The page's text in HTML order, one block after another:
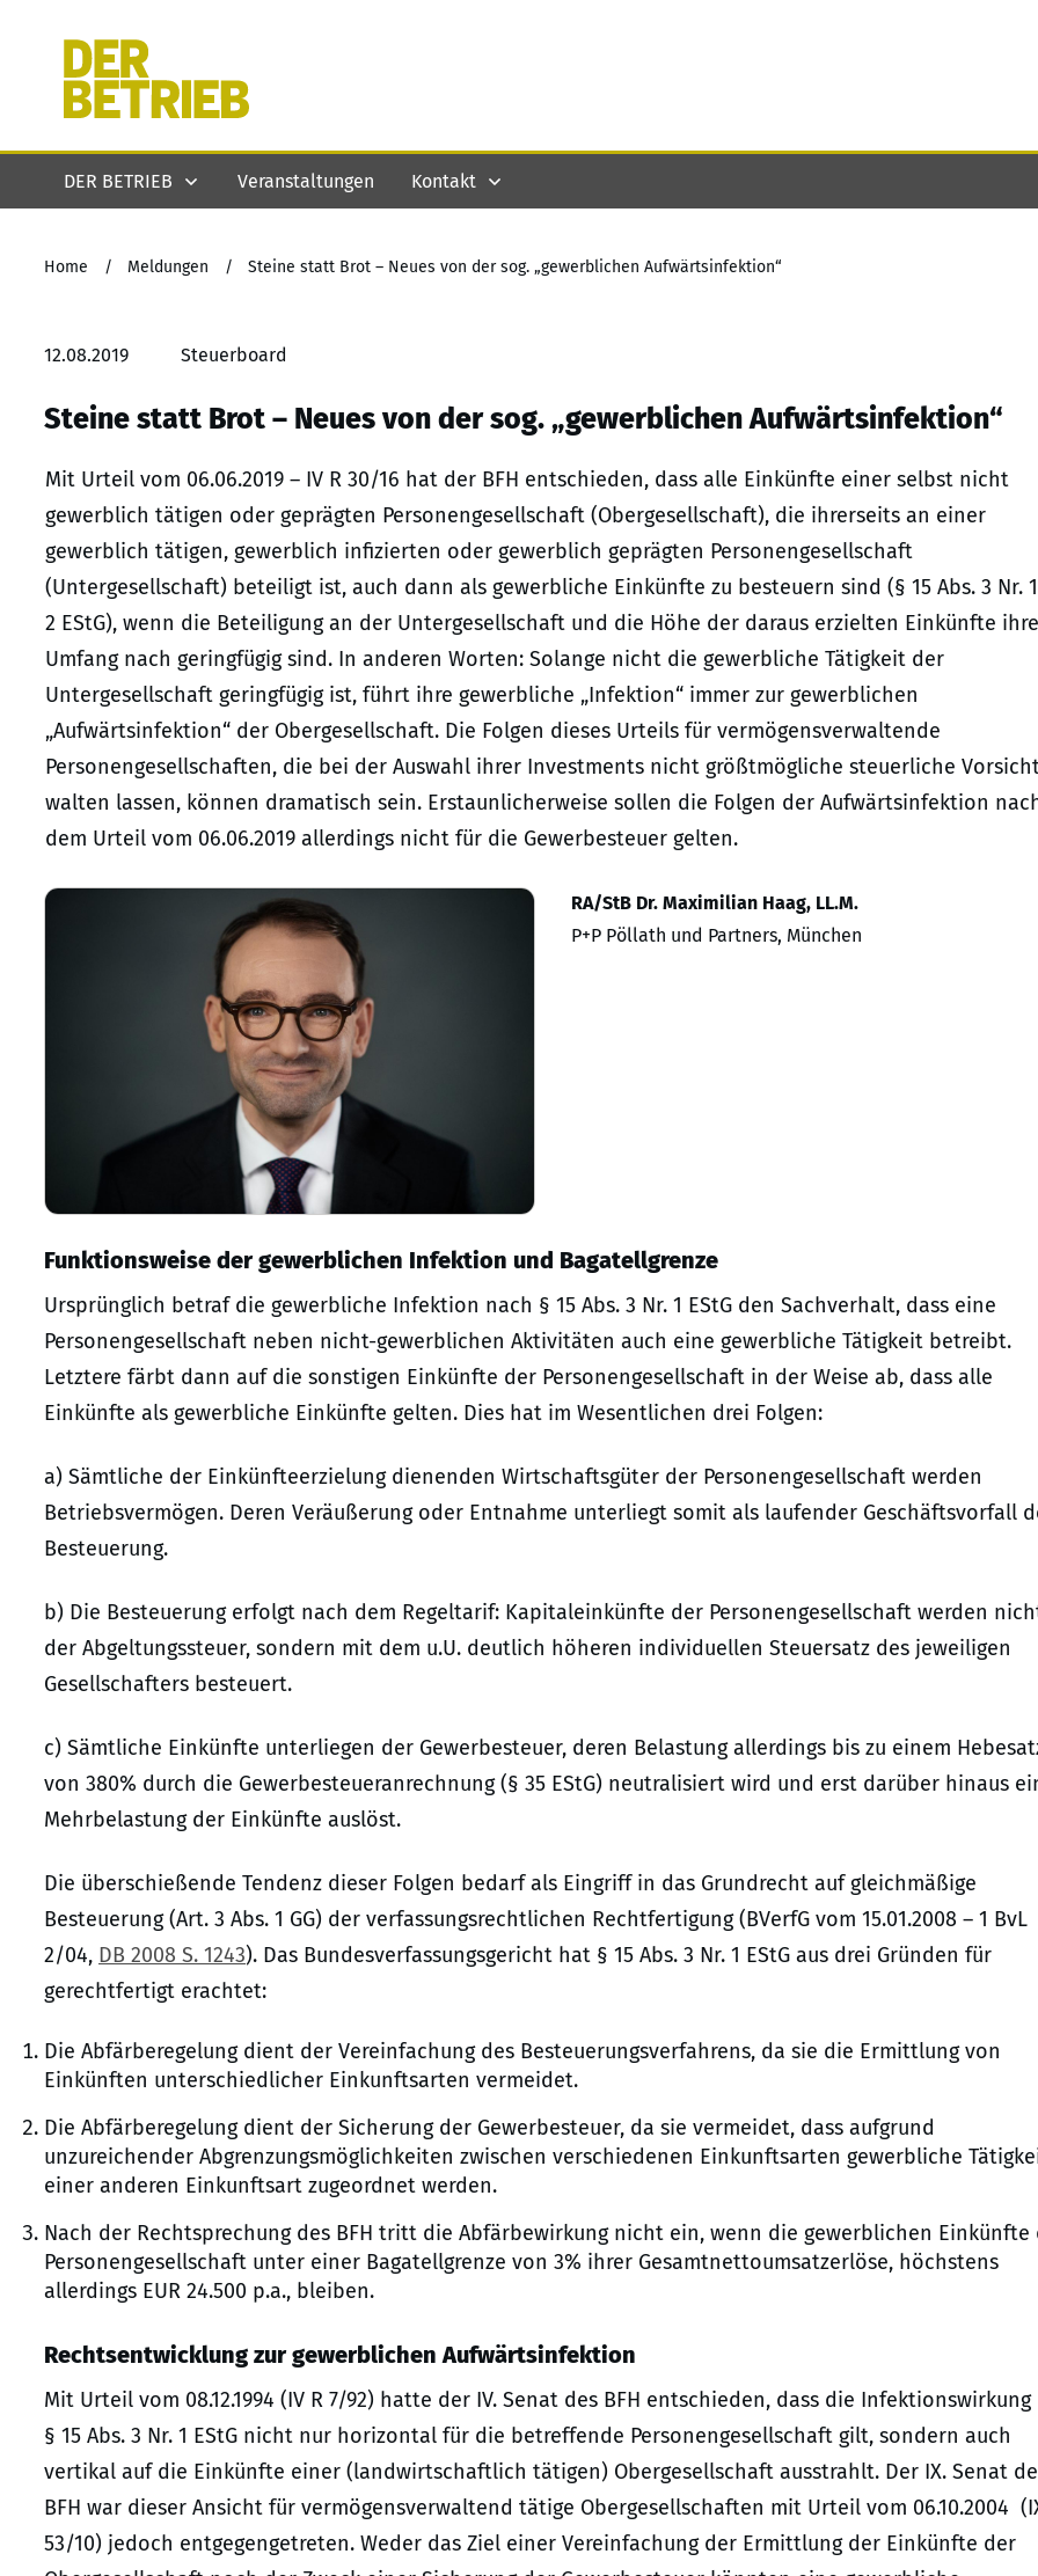
DER BETRIEB Veranstaltungen Kontakt
Home / Meldungen / Steine statt Brot – Neues von der sog. „gewerblichen Aufwärtsinfektion“
12.08.2019 Steuerboard
Steine statt Brot – Neues von der sog. „gewerblichen Aufwärtsinfektion“
Mit Urteil vom 06.06.2019 – IV R 30/16 hat der BFH entschieden, dass alle Einkünfte einer selbst nicht
gewerblich tätigen oder geprägten Personengesellschaft (Obergesellschaft), die ihrerseits an einer
gewerblich tätigen, gewerblich infizierten oder gewerblich geprägten Personengesellschaft
(Untergesellschaft) beteiligt ist, auch dann als gewerbliche Einkünfte zu besteuern sind (§ 15 Abs. 3 Nr.
2 EStG), wenn die Beteiligung an der Untergesellschaft und die Höhe der daraus erzielten Einkünfte
Umfang nach geringfügig sind. In anderen Worten: Solange nicht die gewerbliche Tätigkeit der
Untergesellschaft geringfügig ist, führt ihre gewerbliche „Infektion“ immer zur gewerblichen
„Aufwärtsinfektion“ der Obergesellschaft. Die Folgen dieses Urteils für vermögensverwaltende
Personengesellschaften, die bei der Auswahl ihrer Investments nicht größtmögliche steuerliche
walten lassen, können dramatisch sein. Erstaunlicherweise sollen die Folgen der Aufwärtsinfektion
dem Urteil vom 06.06.2019 allerdings nicht für die Gewerbesteuer gelten.
RA/StB Dr. Maximilian Haag, LL.M.
P+P Pöllath und Partners, München
Funktionsweise der gewerblichen Infektion und Bagatellgrenze
Ursprünglich betraf die gewerbliche Infektion nach § 15 Abs. 3 Nr. 1 EStG den Sachverhalt, dass eine
Personengesellschaft neben nicht-gewerblichen Aktivitäten auch eine gewerbliche Tätigkeit betreibt.
Letztere färbt dann auf die sonstigen Einkünfte der Personengesellschaft in der Weise ab, dass alle
Einkünfte als gewerbliche Einkünfte gelten. Dies hat im Wesentlichen drei Folgen:
a) Sämtliche der Einkünfteerzielung dienenden Wirtschaftsgüter der Personengesellschaft werden
Betriebsvermögen. Deren Veräußerung oder Entnahme unterliegt somit als laufender Geschäftsvorfall
Besteuerung.
b) Die Besteuerung erfolgt nach dem Regeltarif: Kapitaleinkünfte der Personengesellschaft werden
der Abgeltungssteuer, sondern mit dem u.U. deutlich höheren individuellen Steuersatz des jeweiligen
Gesellschafters besteuert.
c) Sämtliche Einkünfte unterliegen der Gewerbesteuer, deren Belastung allerdings bis zu einem
von 380% durch die Gewerbesteueranrechnung (§ 35 EStG) neutralisiert wird und erst darüber hinaus
Mehrbelastung der Einkünfte auslöst.
Die überschießende Tendenz dieser Folgen bedarf als Eingriff in das Grundrecht auf gleichmäßige
Besteuerung (Art. 3 Abs. 1 GG) der verfassungsrechtlichen Rechtfertigung (BVerfG vom 15.01.2008 – 1 BvL
2/04, DB 2008 S. 1243). Das Bundesverfassungsgericht hat § 15 Abs. 3 Nr. 1 EStG aus drei Gründen für
gerechtfertigt erachtet:
Die Abfärberegelung dient der Vereinfachung des Besteuerungsverfahrens, da sie die Ermittlung von
Einkünften unterschiedlicher Einkunftsarten vermeidet.
Die Abfärberegelung dient der Sicherung der Gewerbesteuer, da sie vermeidet, dass aufgrund
unzureichender Abgrenzungsmöglichkeiten zwischen verschiedenen Einkunftsarten gewerbliche
einer anderen Einkunftsart zugeordnet werden.
Nach der Rechtsprechung des BFH tritt die Abfärbewirkung nicht ein, wenn die gewerblichen Einkünfte
Personengesellschaft unter einer Bagatellgrenze von 3% ihrer Gesamtnettoumsatzerlöse, höchstens
allerdings EUR 24.500 p.a., bleiben.
Rechtsentwicklung zur gewerblichen Aufwärtsinfektion
Mit Urteil vom 08.12.1994 (IV R 7/92) hatte der IV. Senat des BFH entschieden, dass die Infektionswirkung
§ 15 Abs. 3 Nr. 1 EStG nicht nur horizontal für die betreffende Personengesellschaft gilt, sondern auch
vertikal auf die Einkünfte einer (landwirtschaftlich tätigen) Obergesellschaft ausstrahlt. Der IX. Senat
BFH war dieser Ansicht für vermögensverwaltend tätige Obergesellschaften mit Urteil vom 06.10.2004
53/10) jedoch entgegengetreten. Weder das Ziel einer Vereinfachung der Ermittlung der Einkünfte der